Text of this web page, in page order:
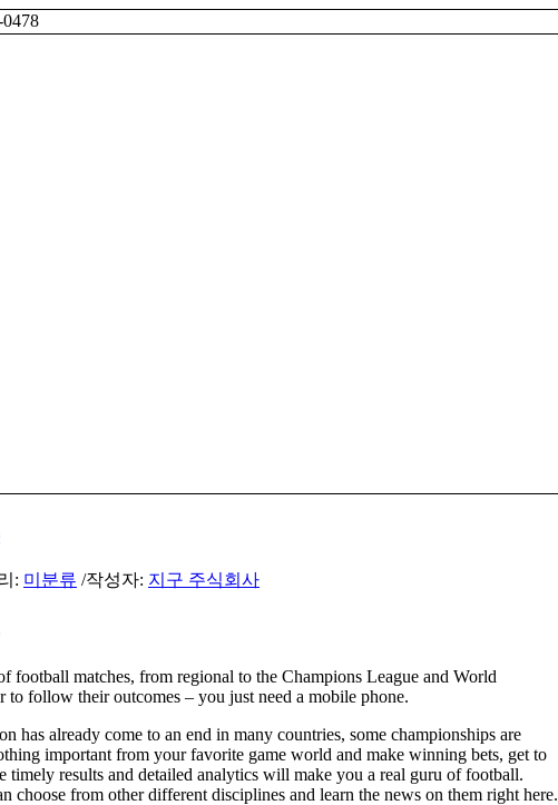
: 미분류 /작성자: 지구 주식회사
football matches, from regional to the Champions League and World
to follow their outcomes – you just need a mobile phone.
has already come to an end in many countries, some championships are
important from your favorite game world and make winning bets, get to
timely results and detailed analytics will make you a real guru of football.
choose from other different disciplines and learn the news on them right here.